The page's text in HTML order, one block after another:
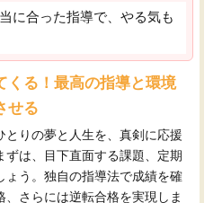
に合った指導で、やる気も
くる！最高の指導と環境
せる
とりの夢と人生を、真剣に応援
ずは、目下直面する課題、定期
ょう。独自の指導法で成績を確
さらには逆転合格を実現しま